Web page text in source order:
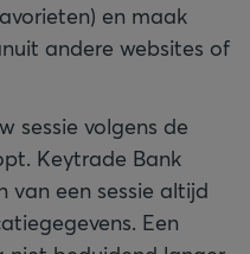
en maak
andere websites of
sessie volgens de
Keytrade Bank
een sessie altijd
Een